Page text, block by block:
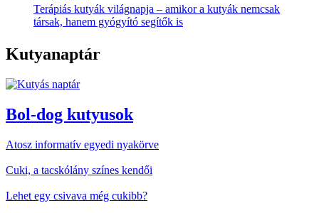
Terápiás kutyák világnapja – amikor a kutyák nemcsak
társak, hanem gyógyító segítők is
Kutyanaptár
Bol-dog kutyusok
Atosz informatív egyedi nyakörve
Cuki, a tacskólány színes kendői
Lehet egy csivava még cukibb?